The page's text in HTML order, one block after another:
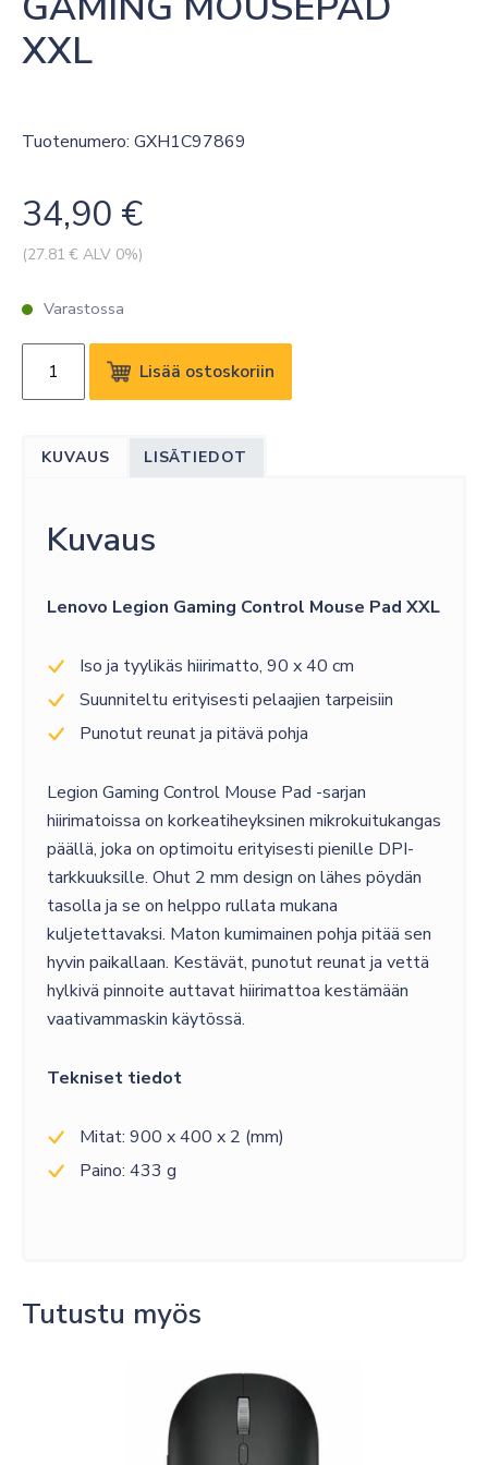
XXL
Tuotenumero: GXH1C97869
34,90 €
(27.81 € ALV 0%)
Varastossa
LEGION
XXL
Lisää ostoskoriin
KUVAUS LISÄTIEDOT
Kuvaus
Lenovo Legion Gaming Control Mouse Pad XXL
Iso ja tyylikäs hiirimatto, 90 x 40 cm
Suunniteltu erityisesti pelaajien tarpeisiin
Punotut reunat ja pitävä pohja
Legion Gaming Control Mouse Pad -sarjan
hiirimatoissa on korkeatiheyksinen mikrokuitukangas
päällä, joka on optimoitu erityisesti pienille DPI-
tarkkuuksille. Ohut 2 mm design on lähes pöydän
tasolla ja se on helppo rullata mukana
kuljetettavaksi. Maton kumimainen pohja pitää sen
hyvin paikallaan. Kestävät, punotut reunat ja vettä
hylkivä pinnoite auttavat hiirimattoa kestämään
vaativammaskin käytössä.
Tekniset tiedot
Mitat: 900 x 400 x 2 (mm)
Paino: 433 g
Tutustu myös